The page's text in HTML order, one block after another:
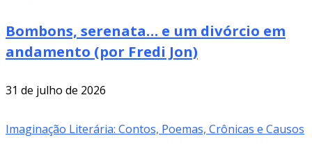
Bombons, serenata… e um divórcio em
andamento (por Fredi Jon)
31 de julho de 2026
Imaginação Literária: Contos, Poemas, Crônicas e Causos